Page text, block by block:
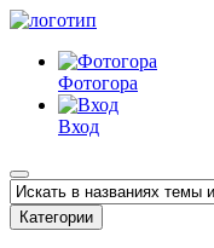
Фотогора
Вход
Категории